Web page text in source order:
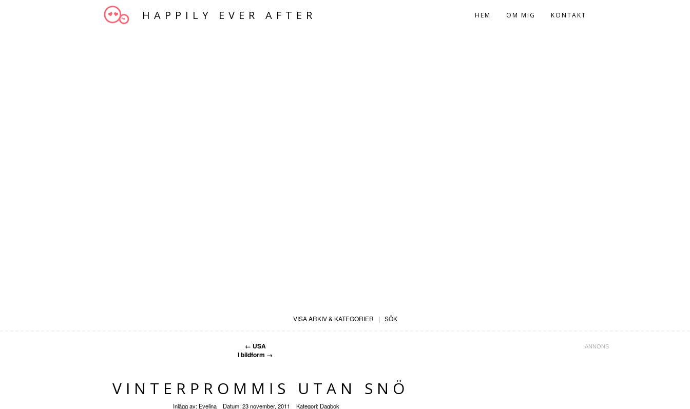
HAPPILY EVER AFTER HEM OM MIG KONTAKT
VISA ARKIV & KATEGORIER | SÖK
← USA
I bildform →
VINTERPROMMIS UTAN SNÖ
Inlägg av: Evelina Datum:23 november, 2011 Kategori: Dagbok